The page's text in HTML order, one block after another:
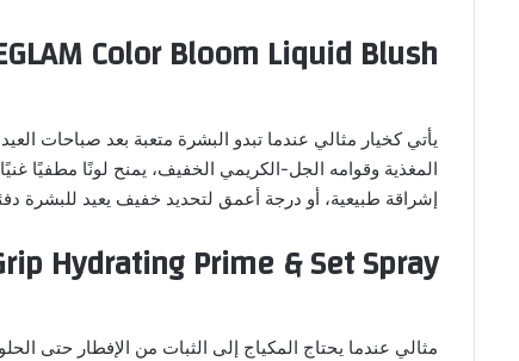
Color Bloom Liquid Blush
يأتي كخيار مثالي عندما تبدو البشرة متعبة بعد صباحات
المغذية وقوامه الجل-الكريمي الخفيف، يمنح لونًا
إشراقة طبيعية، أو درجة أعمق لتحديد خفيف يعيد للبشرة
Hydrating Prime & Set Spray
مثالي عندما يحتاج المكياج إلى الثبات من الإفطار حتى